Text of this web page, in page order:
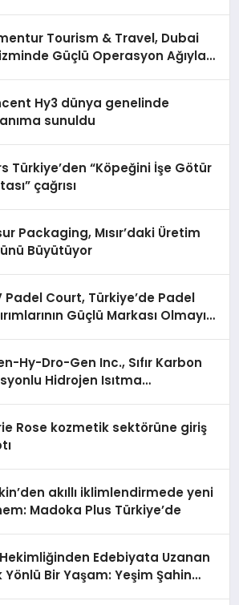
Tourism & Travel, Dubai
Güçlü Operasyon Ağıyla
Hy3 dünya genelinde
sunuldu
Türkiye’den “Köpeğini İşe Götür
çağrısı
Packaging, Mısır’daki Üretim
Büyütüyor
Padel Court, Türkiye’de Padel
Güçlü Markası Olmayı
Hy-Dro-Gen Inc., Sıfır Karbon
Hidrojen Isıtma
Rose kozmetik sektörüne giriş
akıllı iklimlendirmede yeni
Madoka Plus Türkiye’de
Edebiyata Uzanan
Yönlü Bir Yaşam: Yeşim Şahin